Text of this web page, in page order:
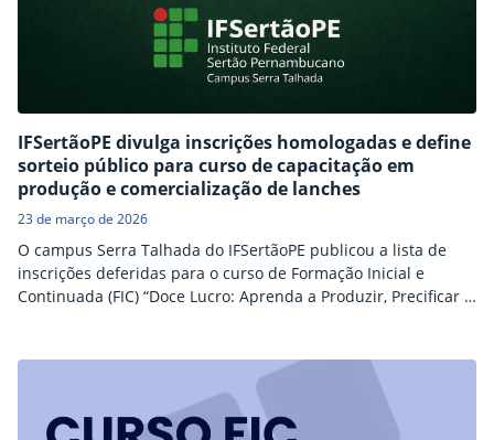
IFSertãoPE divulga inscrições homologadas e define
sorteio público para curso de capacitação em
produção e comercialização de lanches
23 de março de 2026
O campus Serra Talhada do IFSertãoPE publicou a lista de
inscrições deferidas para o curso de Formação Inicial e
Continuada (FIC) “Doce Lucro: Aprenda a Produzir, Precificar e
desenvolvimento de habilidades voltadas ao
empreendedorismo e à geração de renda. Considerando que
o número…